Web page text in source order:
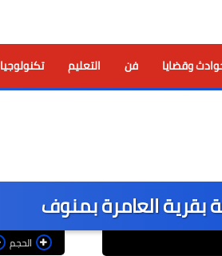
وقضايا فن التعليم تكنولوجيا
العامرة بمنوف
الحجم